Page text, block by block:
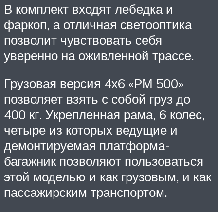
В комплект входят лебедка и
фаркоп, а отличная светооптика
позволит чувствовать себя
уверенно на оживленной трассе.
Грузовая версия 4х6 «РМ 500»
позволяет взять с собой груз до
400 кг. Укрепленная рама, 6 колес,
четыре из которых ведущие и
демонтируемая платформа-
багажник позволяют пользоваться
этой моделью и как грузовым, и как
пассажирским транспортом.